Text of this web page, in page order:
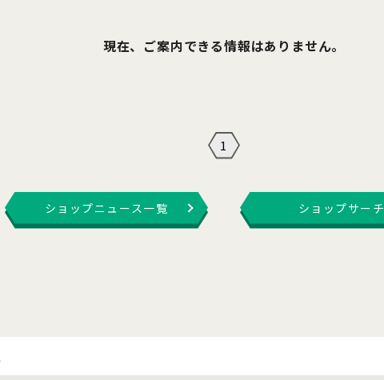
現在、ご案内できる情報はありません。
1
ショップニュース一覧 ショップサーチ